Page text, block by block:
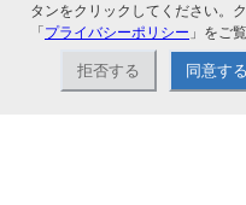
関
タンをクリックしてください。
「プライバシーポリシー 」をご
拒否する 同意する